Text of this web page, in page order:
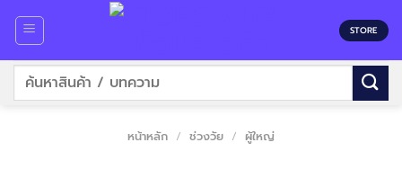
content
STORE
ค้นหา:
หน้าหลัก / ช่วงวัย / ผู้ใหญ่